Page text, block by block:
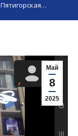
Май
8
2025